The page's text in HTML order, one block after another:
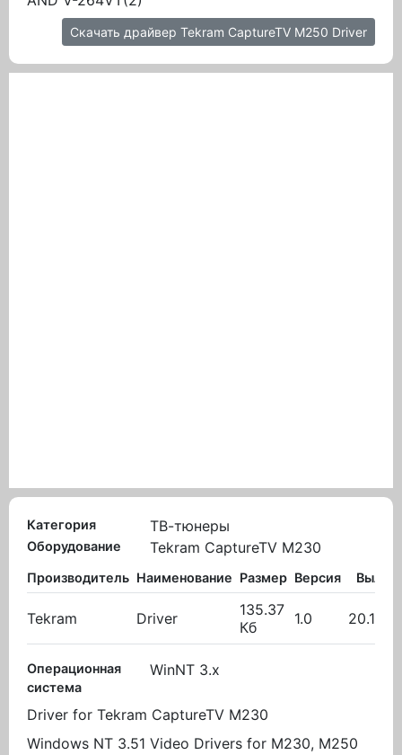
Скачать драйвер Tekram CaptureTV M250 Driver
Категория ТВ-тюнеры
Оборудование Tekram CaptureTV M230
Производитель Наименование Размер Версия
Tekram Driver
135.37
Кб
1.0
Операционная
система
WinNT 3.x
Driver for Tekram CaptureTV M230
Windows NT 3.51 Video Drivers for M230, M250